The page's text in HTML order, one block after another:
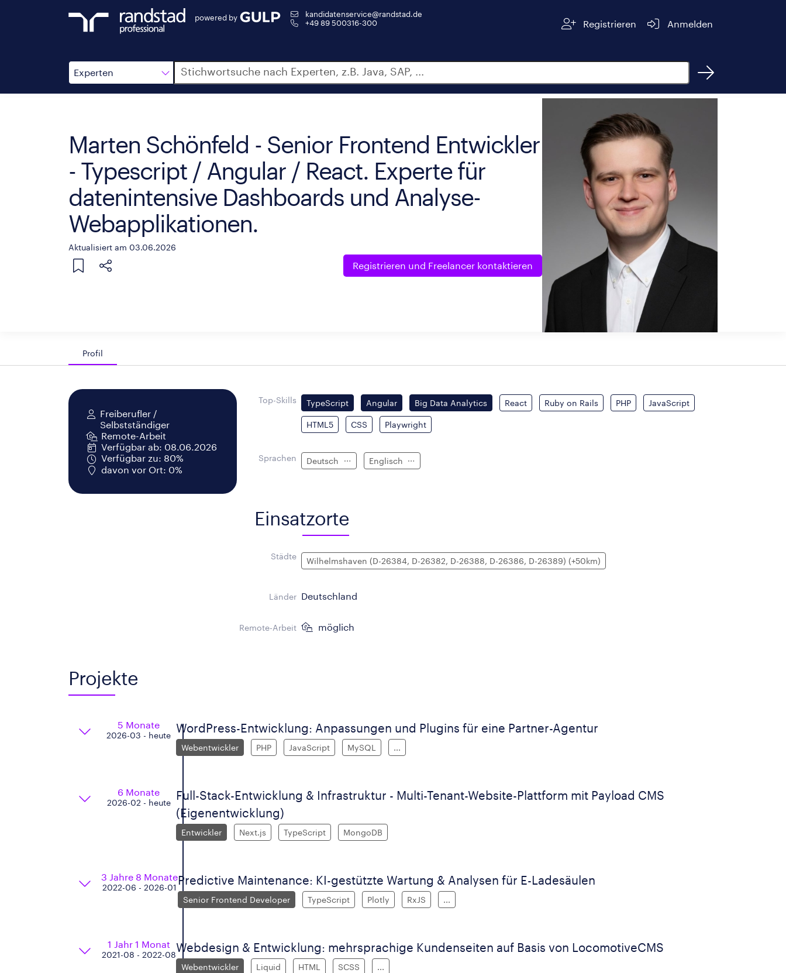
powered by
kandidatenservice@randstad.de
+49 89 500316-300
Registrieren Anmelden
Experten
Suche
Marten Schönfeld - Senior Frontend Entwickler
- Typescript / Angular / React. Experte für
datenintensive Dashboards und Analyse-
Webapplikationen.
Aktualisiert am 03.06.2026
Registrieren und Freelancer kontaktieren
Profil
Freiberufler /
Selbstständiger
Remote-Arbeit
Verfügbar ab: 08.06.2026
Verfügbar zu: 80%
davon vor Ort: 0%
Top-Skills TypeScript Angular Big Data Analytics React Ruby on Rails PHP JavaScript
HTML5 CSS Playwright
Sprachen Deutsch Englisch
Einsatzorte
Städte Wilhelmshaven (D-26384, D-26382, D-26388, D-26386, D-26389) (+50km)
Länder Deutschland
Remote-Arbeit möglich
Projekte
5 Monate
2026-03 - heute
WordPress-Entwicklung: Anpassungen und Plugins für eine Partner-Agentur
Webentwickler PHP JavaScript MySQL ...
6 Monate
2026-02 - heute
Full-Stack-Entwicklung & Infrastruktur - Multi-Tenant-Website-Plattform mit Payload CMS
(Eigenentwicklung)
Entwickler Next.js TypeScript MongoDB
3 Jahre 8 Monate
2022-06 - 2026-01
Predictive Maintenance: KI-gestützte Wartung & Analysen für E-Ladesäulen
Senior Frontend Developer TypeScript Plotly RxJS ...
1 Jahr 1 Monat
2021-08 - 2022-08
Webdesign & Entwicklung: mehrsprachige Kundenseiten auf Basis von LocomotiveCMS
Webentwickler Liquid HTML SCSS ...